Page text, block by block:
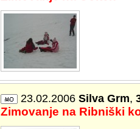
23.02.2006 Silva Grm,
Zimovanje na Ribniški